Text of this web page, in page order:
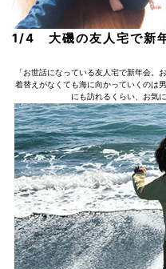
1/4 大磯の友人宅で新
「お世話になっている友人宅で新年会。
着替えがなくても海に向かっていくのは
にも訪れるくらい、お気